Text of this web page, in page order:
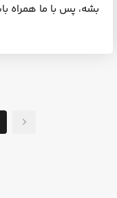
بشه، پس با ما همراه